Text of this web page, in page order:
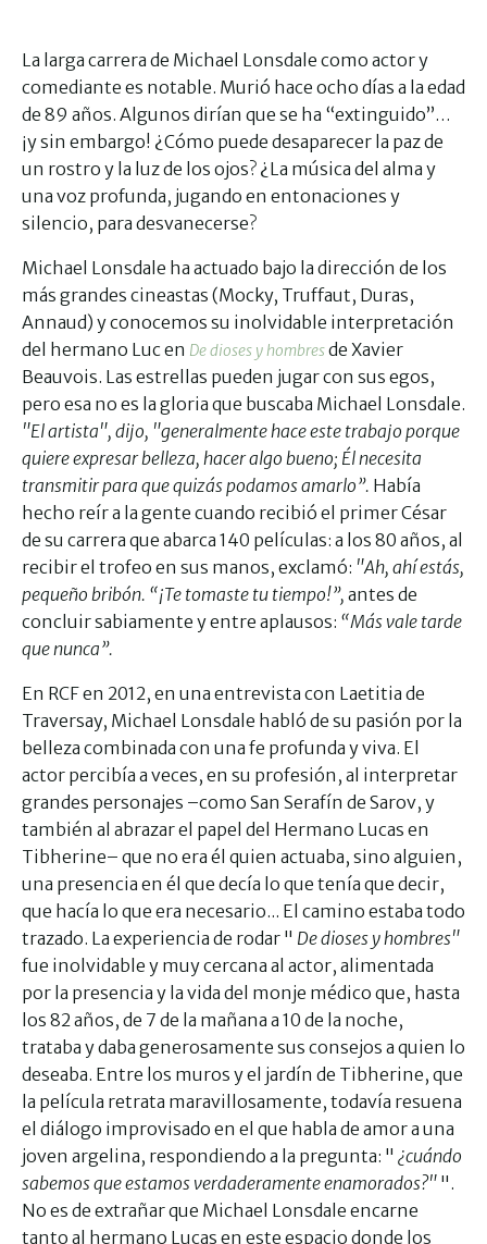
La larga carrera de Michael Lonsdale como actor y
comediante es notable. Murió hace ocho días a la edad
de 89 años. Algunos dirían que se ha “extinguido”…
¡y sin embargo! ¿Cómo puede desaparecer la paz de
un rostro y la luz de los ojos? ¿La música del alma y
una voz profunda, jugando en entonaciones y
silencio, para desvanecerse?
Michael Lonsdale ha actuado bajo la dirección de los
más grandes cineastas (Mocky, Truffaut, Duras,
Annaud) y conocemos su inolvidable interpretación
del hermano Luc en De dioses y hombresde Xavier
Beauvois. Las estrellas pueden jugar con sus egos,
pero esa no es la gloria que buscaba Michael Lonsdale.
"El artista", dijo, "generalmente hace este trabajo porque
quiere expresar belleza, hacer algo bueno; Él necesita
transmitir para que quizás podamos amarlo”. Había
hecho reír a la gente cuando recibió el primer César
de su carrera que abarca 140 películas: a los 80 años, al
recibir el trofeo en sus manos, exclamó: "Ah, ahí estás,
pequeño bribón. “¡Te tomaste tu tiempo!”, antes de
concluir sabiamente y entre aplausos: “Más vale tarde
que nunca”.
En RCF en 2012, en una entrevista con Laetitia de
Traversay, Michael Lonsdale habló de su pasión por la
belleza combinada con una fe profunda y viva. El
actor percibía a veces, en su profesión, al interpretar
grandes personajes –como San Serafín de Sarov, y
también al abrazar el papel del Hermano Lucas en
Tibherine– que no era él quien actuaba, sino alguien,
una presencia en él que decía lo que tenía que decir,
que hacía lo que era necesario... El camino estaba todo
trazado. La experiencia de rodar " De dioses y hombres"
fue inolvidable y muy cercana al actor, alimentada
por la presencia y la vida del monje médico que, hasta
los 82 años, de 7 de la mañana a 10 de la noche,
trataba y daba generosamente sus consejos a quien lo
deseaba. Entre los muros y el jardín de Tibherine, que
la película retrata maravillosamente, todavía resuena
el diálogo improvisado en el que habla de amor a una
joven argelina, respondiendo a la pregunta: " ¿cuándo
sabemos que estamos verdaderamente enamorados?" ".
No es de extrañar que Michael Lonsdale encarne
tanto al hermano Lucas en este espacio donde los